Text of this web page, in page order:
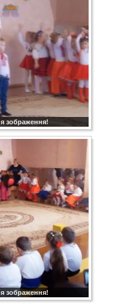
зображення!
зображення!